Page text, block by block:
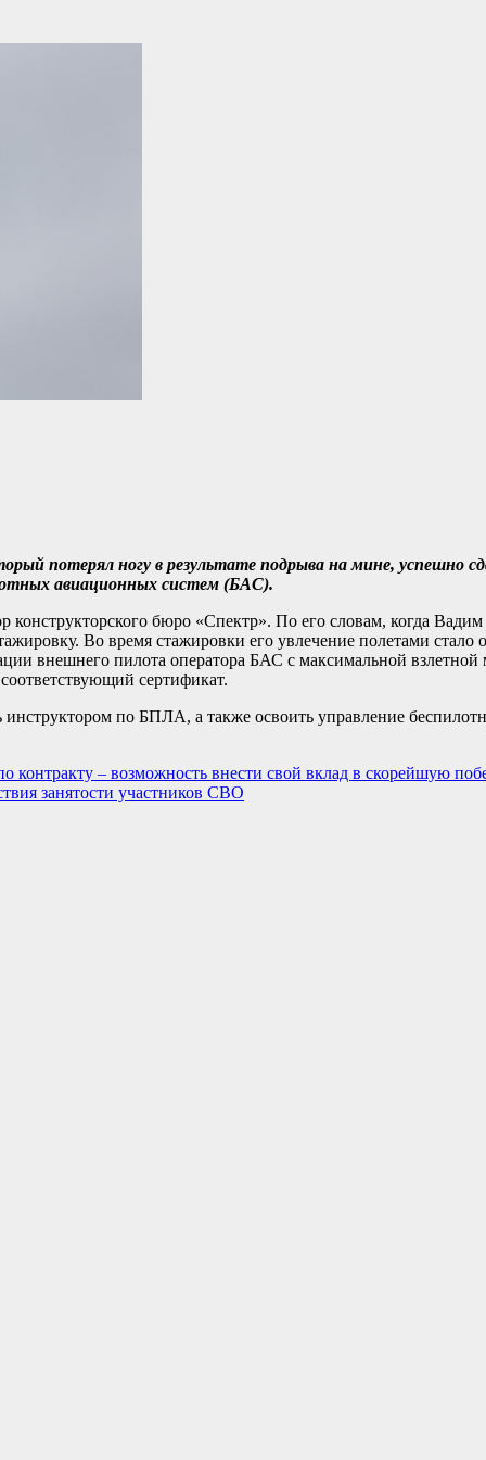
потерял ногу в результате подрыва на мине, успешно
авиационных систем (БАС).
бюро «Спектр». По его словам, когда
Во время стажировки его увлечение полетами стало
внешнего пилота оператора БАС с максимальной взлетной
сертификат.
по БПЛА, а также освоить управление
– возможность внести свой вклад в скорейшую
занятости участников СВО